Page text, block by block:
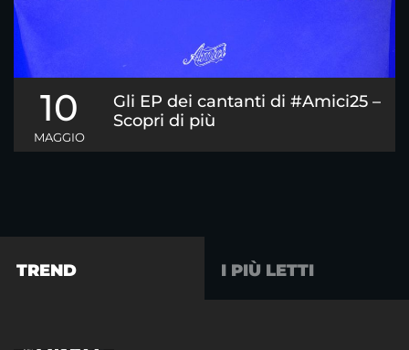
10
MAGGIO
Gli EP dei cantanti di #Amici25 –
Scopri di più
TREND I PIÙ LETTI